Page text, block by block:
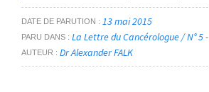
DATE DE PARUTION 13 mai 2015
PARU DANS La Lettre du Cancérologue / N° 5
AUTEUR Dr Alexander FALK